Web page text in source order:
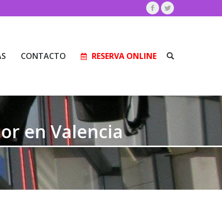
Facebook
Twitter
CONTACTO RESERVA ONLINE Buscar:
en Valencia